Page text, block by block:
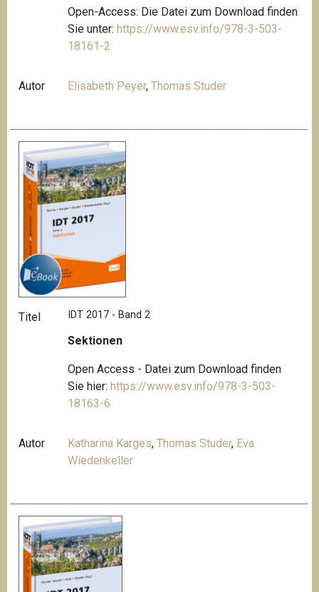
Open-Access: Die Datei zum Download finden
Sie unter: https://www.esv.info/978-3-503-
18161-2
Autor Elisabeth Peyer,Thomas Studer
Titel IDT 2017 - Band 2
Sektionen
Open Access - Datei zum Download finden
Sie hier:https://www.esv.info/978-3-503-
18163-6
Autor Katharina Karges,Thomas Studer, Eva
Wiedenkeller